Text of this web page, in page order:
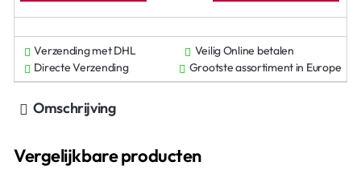
Verzending met DHL
Veilig Online betalen
Directe Verzending
Grootste assortiment in Europe
Omschrijving
Vergelijkbare producten